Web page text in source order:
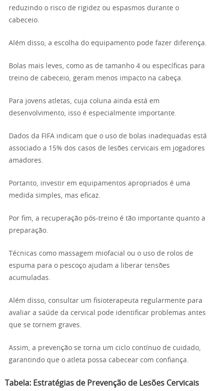
reduzindo o risco de rigidez ou espasmos durante o
cabeceio.
Além disso, a escolha do equipamento pode fazer diferença.
Bolas mais leves, como as de tamanho 4 ou específicas para
treino de cabeceio, geram menos impacto na cabeça.
Para jovens atletas, cuja coluna ainda está em
desenvolvimento, isso é especialmente importante.
Dados da FIFA indicam que o uso de bolas inadequadas está
associado a 15% dos casos de lesões cervicais em jogadores
amadores.
Portanto, investir em equipamentos apropriados é uma
medida simples, mas eficaz.
Por fim, a recuperação pós-treino é tão importante quanto a
preparação.
Técnicas como massagem miofacial ou o uso de rolos de
espuma para o pescoço ajudam a liberar tensões
acumuladas.
Além disso, consultar um fisioterapeuta regularmente para
avaliar a saúde da cervical pode identificar problemas antes
que se tornem graves.
Assim, a prevenção se torna um ciclo contínuo de cuidado,
garantindo que o atleta possa cabecear com confiança.
Tabela: Estratégias de Prevenção de Lesões Cervicais